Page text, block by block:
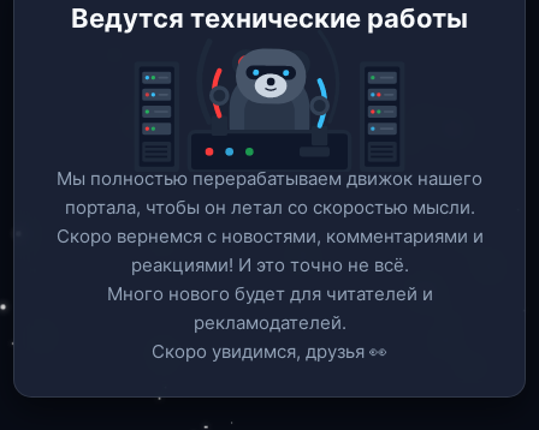
Ведутся технические работы
Мы полностью перерабатываем движок нашего
портала, чтобы он летал со скоростью мысли.
Скоро вернемся c новостями, комментариями и
реакциями! И это точно не всё.
Много нового будет для читателей и
рекламодателей.
Скоро увидимся, друзья 👀